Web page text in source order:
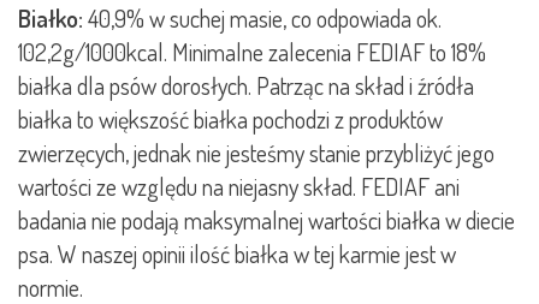
Białko:40,9% w suchej masie, co odpowiada ok.
102,2g/1000kcal. Minimalne zalecenia FEDIAF to 18%
białka dla psów dorosłych. Patrząc na skład i źródła
białka to większość białka pochodzi z produktów
zwierzęcych, jednak nie jesteśmy stanie przybliżyć jego
wartości ze względu na niejasny skład. FEDIAF ani
badania nie podają maksymalnej wartości białka w diecie
psa. W naszej opinii ilość białka w tej karmie jest w
normie.